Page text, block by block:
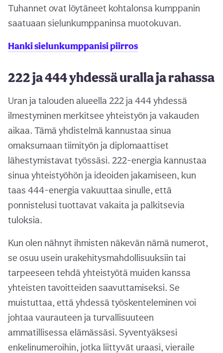
Tuhannet ovat löytäneet kohtalonsa kumppanin
saatuaan sielunkumppaninsa muotokuvan.
Hanki sielunkumppanisi piirros
222 ja 444 yhdessä uralla ja rahassa
Uran ja talouden alueella 222 ja 444 yhdessä
ilmestyminen merkitsee yhteistyön ja vakauden
aikaa. Tämä yhdistelmä kannustaa sinua
omaksumaan tiimityön ja diplomaattiset
lähestymistavat työssäsi. 222-energia kannustaa
sinua yhteistyöhön ja ideoiden jakamiseen, kun
taas 444-energia vakuuttaa sinulle, että
ponnistelusi tuottavat vakaita ja palkitsevia
tuloksia.
Kun olen nähnyt ihmisten näkevän nämä numerot,
se osuu usein urakehitysmahdollisuuksiin tai
tarpeeseen tehdä yhteistyötä muiden kanssa
yhteisten tavoitteiden saavuttamiseksi. Se
muistuttaa, että yhdessä työskenteleminen voi
johtaa vaurauteen ja turvallisuuteen
ammatillisessa elämässäsi. Syventyäksesi
enkelinumeroihin, jotka liittyvät uraasi, vieraile